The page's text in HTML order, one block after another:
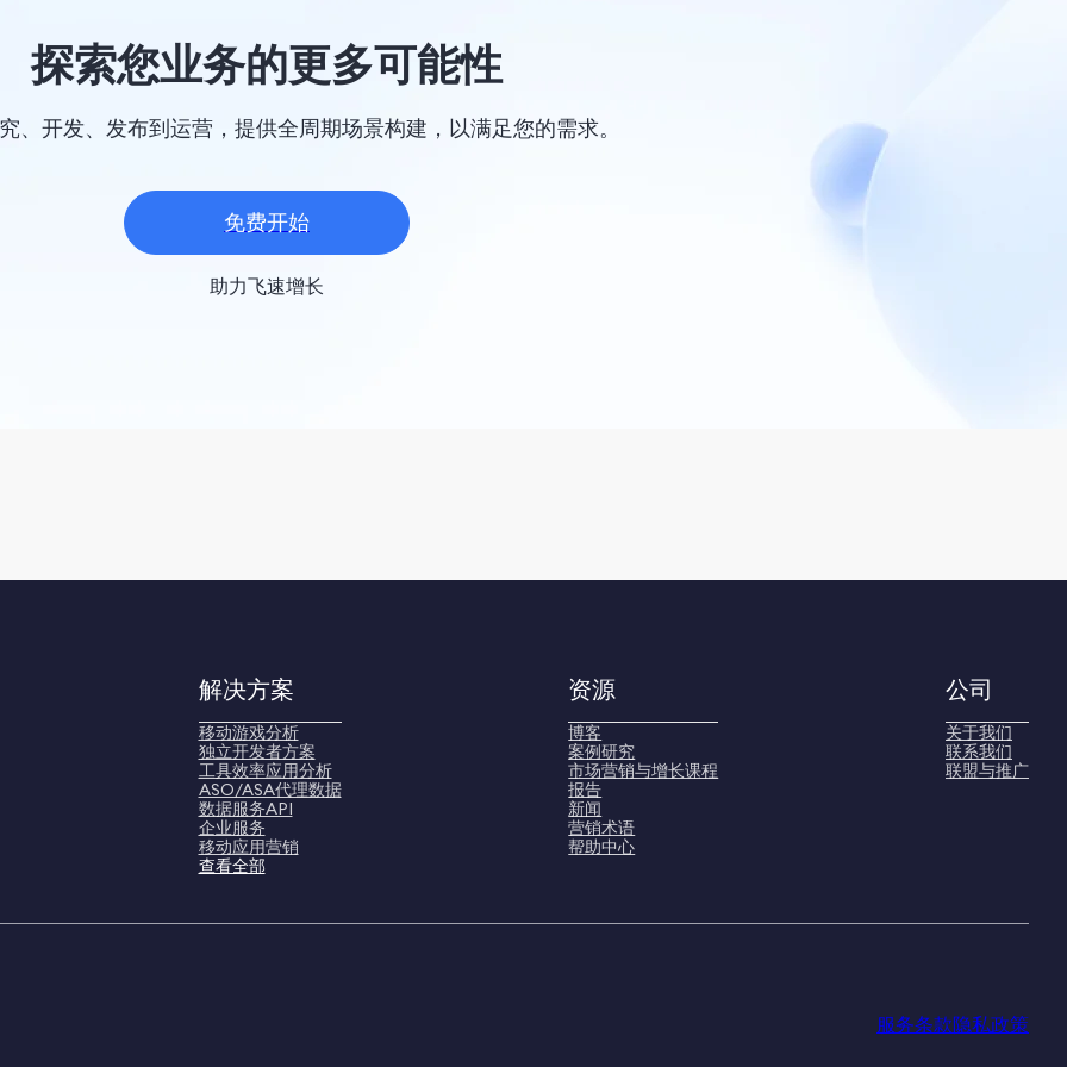
探索您业务的更多可能性
、开发、发布到运营，提供全周期场景构建，以满足您的需求。
免费开始
助力飞速增长
解决方案
移动游戏分析
独立开发者方案
工具效率应用分析
ASO/ASA代理数据
数据服务API
企业服务
移动应用营销
查看全部
资源
博客
案例研究
市场营销与增长课程
报告
新闻
营销术语
帮助中心
公司
关于我们
联系我们
联盟与推广
服务条款隐私政策